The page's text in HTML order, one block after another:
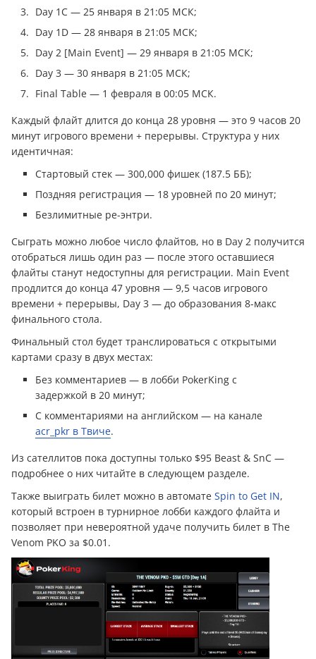
Day 1C — 25 января в 21:05 МСК;
Day 1D — 28 января в 21:05 МСК;
Day 2 [Main Event] — 29 января в 21:05 МСК;
Day 3 — 30 января в 21:05 МСК;
Final Table — 1 февраля в 00:05 МСК.
Каждый флайт длится до конца 28 уровня — это 9 часов 20
минут игрового времени + перерывы. Структура у них
идентичная:
Стартовый стек — 300,000 фишек (187.5 ББ);
Поздняя регистрация — 18 уровней по 20 минут;
Безлимитные ре-энтри.
Сыграть можно любое число флайтов, но в Day 2 получится
отобраться лишь один раз — после этого оставшиеся
флайты станут недоступны для регистрации. Main Event
продлится до конца 47 уровня — 9,5 часов игрового
времени + перерывы, Day 3 — до образования 8-макс
финального стола.
Финальный стол будет транслироваться с открытыми
картами сразу в двух местах:
Без комментариев — в лобби PokerKing с
задержкой в 20 минут;
С комментариями на английском — на канале
acr_pkr в Твиче.
Из сателлитов пока доступны только $95 Beast & SnC —
подробнее о них читайте в следующем разделе.
Также выиграть билет можно в автомате Spin to Get IN,
который встроен в турнирное лобби каждого флайта и
позволяет при невероятной удаче получить билет в The
Venom PKO за $0.01.